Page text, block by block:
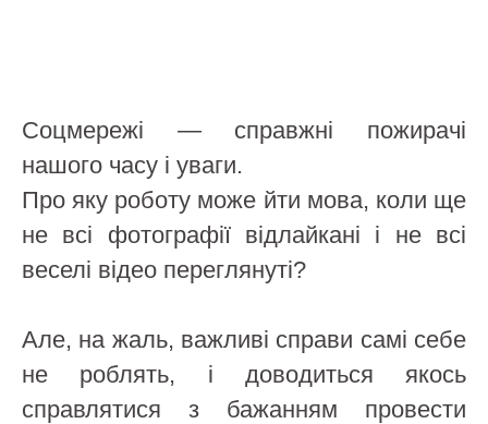
Соцмережі — справжні пожирачі
нашого часу і уваги.
Про яку роботу може йти мова, коли ще
не всі фотографії відлайкані і не всі
веселі відео переглянуті?
Але, на жаль, важливі справи самі себе
не роблять, і доводиться якось
справлятися з бажанням провести